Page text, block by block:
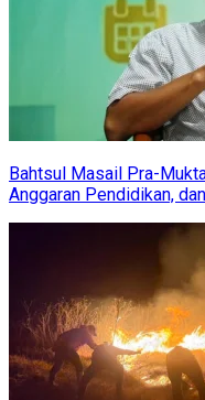
Bahtsul Masail Pra-
Anggaran Pendidikan,